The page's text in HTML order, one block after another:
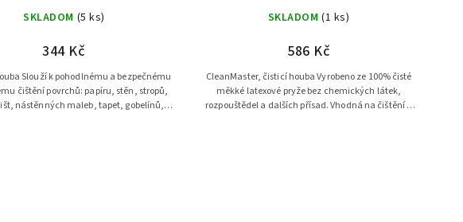
SKLADOM (5 ks)
344 Kč
a bezpečnému
čištění povrchů: papíru, stěn, stropů,
nástěnných maleb, tapet, gobelínů,
SKLADOM (1 ks)
586 Kč
CleanMaster, čisticí houba Vyrobeno ze 100% čisté
měkké latexové pryže bez chemických látek,
rozpouštědel a dalších přísad. Vhodná na čištění a